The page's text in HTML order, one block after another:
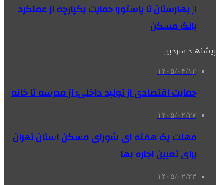
از بهارستان تا پاستور؛ حمایت یکپارچه از عملکرد
بانک مسکن
پیشنهاد سردبیر
۱۴۰۵/۰۴/۱۲
حمایت اقتصادی از تولید داخلی؛ از مدرسه تا خانه
۱۴۰۵/۰۲/۲۷
مهلت یک هفته ای شورای مسکن استان تهران
برای تعیین اجاره بها
۱۴۰۵/۰۲/۲۳